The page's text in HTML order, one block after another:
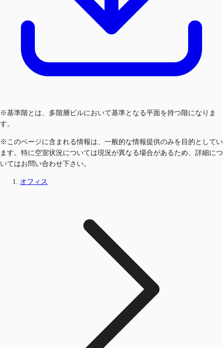
※基準階とは、多階層ビルにおいて基準となる平面を持つ階になりま
す。
※このページに含まれる情報は、一般的な情報提供のみを目的としてい
ます。特に空室状況については現況が異なる場合があるため、詳細につ
いてはお問い合わせ下さい。
オフィス